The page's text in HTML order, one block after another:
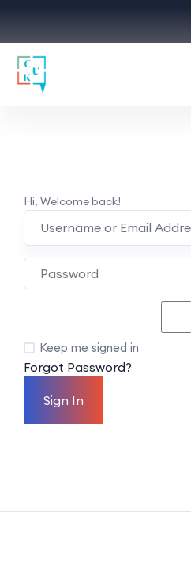
Hi, Welcome back!
Keep me signed in
Forgot Password?
Sign In